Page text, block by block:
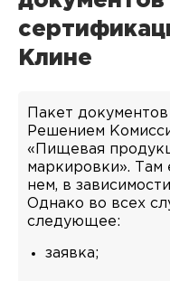
Клине
Пакет
Решением
«Пищевая
маркировки». Там
нем, в
Однако во всех
следующее:
заявка;